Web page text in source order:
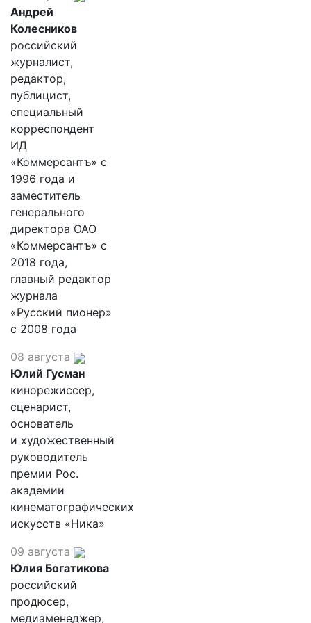
Андрей
Колесников
российский
журналист,
редактор,
публицист,
специальный
корреспондент
ИД
«Коммерсантъ» с
1996 года и
заместитель
генерального
директора ОАО
«Коммерсантъ» с
2018 года,
главный редактор
журнала
«Русский пионер»
с 2008 года
08 августа
Юлий Гусман
кинорежиссер,
сценарист,
основатель
и художественный
руководитель
премии Рос.
академии
кинематографических
искусств «Ника»
09 августа
Юлия Богатикова
российский
продюсер,
медиаменеджер,